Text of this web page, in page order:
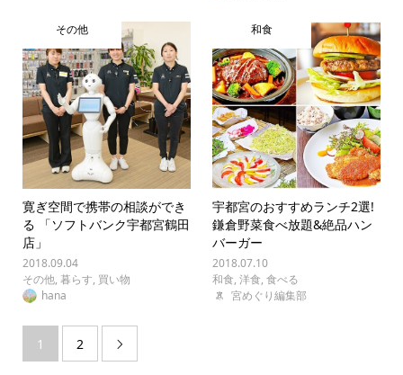
その他
寛ぎ空間で携帯の相談ができ
る 「ソフトバンク宇都宮鶴田
店」
2018.09.04
その他, 暮らす, 買い物
hana
和食
宇都宮のおすすめランチ2選!
鎌倉野菜食べ放題&絶品ハン
バーガー
2018.07.10
和食,洋食,食べる
宮めぐり編集部
1 2 